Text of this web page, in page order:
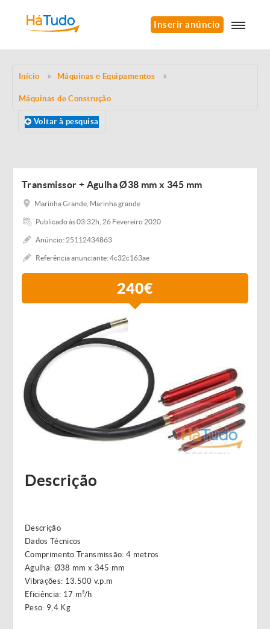
Inserir anúncio
Início Máquinas e Equipamentos
Máquinas de Construção
Voltar à pesquisa
Transmissor + Agulha Ø38 mm x 345 mm
Marinha Grande, Marinha grande
Publicado às 03:32h, 26 Fevereiro 2020
Anúncio: 25112434863
Referência anunciante: 4c32c163ae
240€
Descrição
Descrição
Dados Técnicos
Comprimento Transmissão: 4 metros
Agulha: Ø38 mm x 345 mm
Vibrações: 13.500 v.p.m
Eficiência: 17 m³/h
Peso: 9,4 Kg